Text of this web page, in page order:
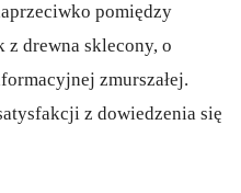
pomiędzy
z drewna sklecony, o
zmurszałej.
z dowiedzenia się